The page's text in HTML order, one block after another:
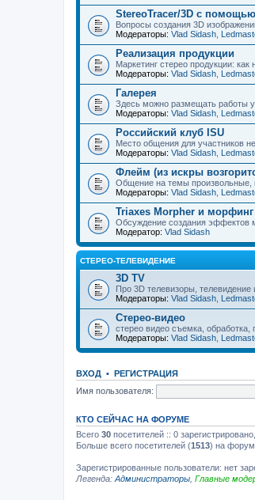
StereoTracer/3D с
Вопросы создания 3D
Модераторы: Vlad Sidash
Реализация продукции
Маркетинг стерео продукции:
Модераторы: Vlad Sidash
Галерея
Здесь можно размещать работы
Модераторы: Vlad Sidash
Российский клуб ISU
Место общения для участников
Модераторы: Vlad Sidash
Флейм (из искры
Общение на темы произвольные,
Модераторы: Vlad Sidash
Triaxes Morpher и морфинг
Обсуждение создания эффектов
Модератор: Vlad Sidash
СТЕРЕО-ТЕЛЕВИДЕНИЕ
3D TV
Про 3D телевизоры, телевидение
Модераторы: Vlad Sidash
Стерео-видео
стерео видео съемка,
Модераторы: Vlad Sidash
ВХОД • РЕГИСТРАЦИЯ
Имя пользователя:
КТО СЕЙЧАС НА ФОРУМЕ
Всего 30 посетителей :: 0
Больше всего посетителей (1513) на
Зарегистрированные пользователи: нет
Легенда: Администраторы Главные